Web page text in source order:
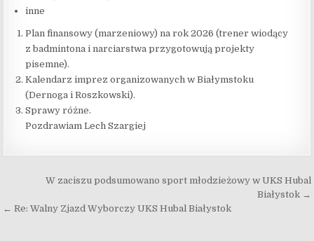
inne
Plan finansowy (marzeniowy) na rok 2026 (trener wiodący
z badmintona i narciarstwa przygotowują projekty
pisemne).
Kalendarz imprez organizowanych w Białymstoku
(Dernoga i Roszkowski).
Sprawy różne.
Pozdrawiam Lech Szargiej
Nawigacja wpisu
W zaciszu podsumowano sport młodzieżowy w UKS Hubal
Białystok →
← Re: Walny Zjazd Wyborczy UKS Hubal Białystok